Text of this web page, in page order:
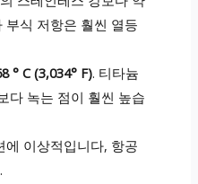
부식 저항은 훨씬 열등
° C (3,034° F). 티타늄
다 녹는 점이 훨씬 높습
에 이상적입니다, 항공